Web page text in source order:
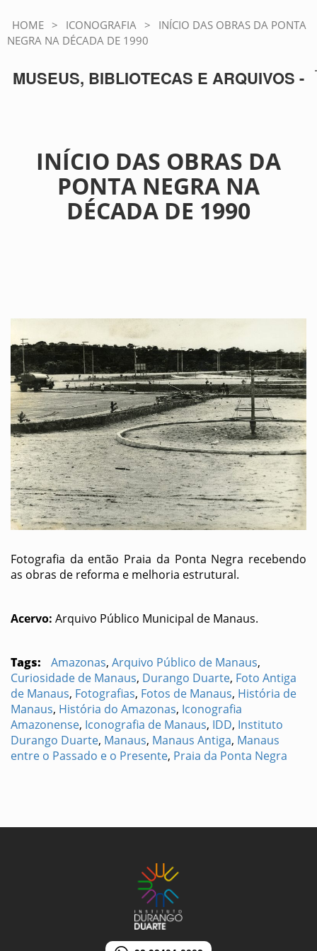
HOME > ICONOGRAFIA >
INÍCIO DAS OBRAS DA PONTA
NEGRA NA DÉCADA DE 1990
MUSEUS, BIBLIOTECAS E ARQUIVOS -
INÍCIO DAS OBRAS DA
PONTA NEGRA NA
DÉCADA DE 1990
Fotografia da então Praia da Ponta Negra recebendo
as obras de reforma e melhoria estrutural.
Acervo: Arquivo Público Municipal de Manaus.
Tags: Amazonas, Arquivo Público de Manaus,
Curiosidade de Manaus, Durango Duarte, Foto Antiga
de Manaus, Fotografias, Fotos de Manaus, História de
Manaus, História do Amazonas, Iconografia
Amazonense, Iconografia de Manaus, IDD, Instituto
Durango Duarte, Manaus, Manaus Antiga, Manaus
entre o Passado e o Presente, Praia da Ponta Negra